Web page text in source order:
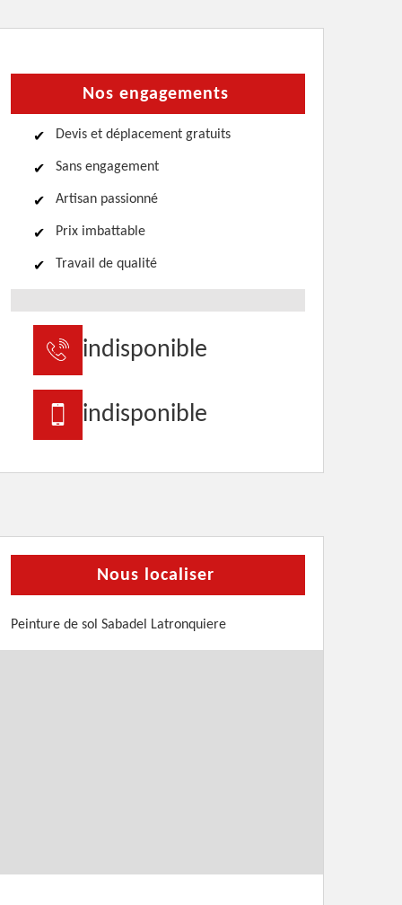
Nos engagements
Devis et déplacement gratuits
Sans engagement
Artisan passionné
Prix imbattable
Travail de qualité
indisponible
indisponible
Nous localiser
Peinture de sol Sabadel Latronquiere